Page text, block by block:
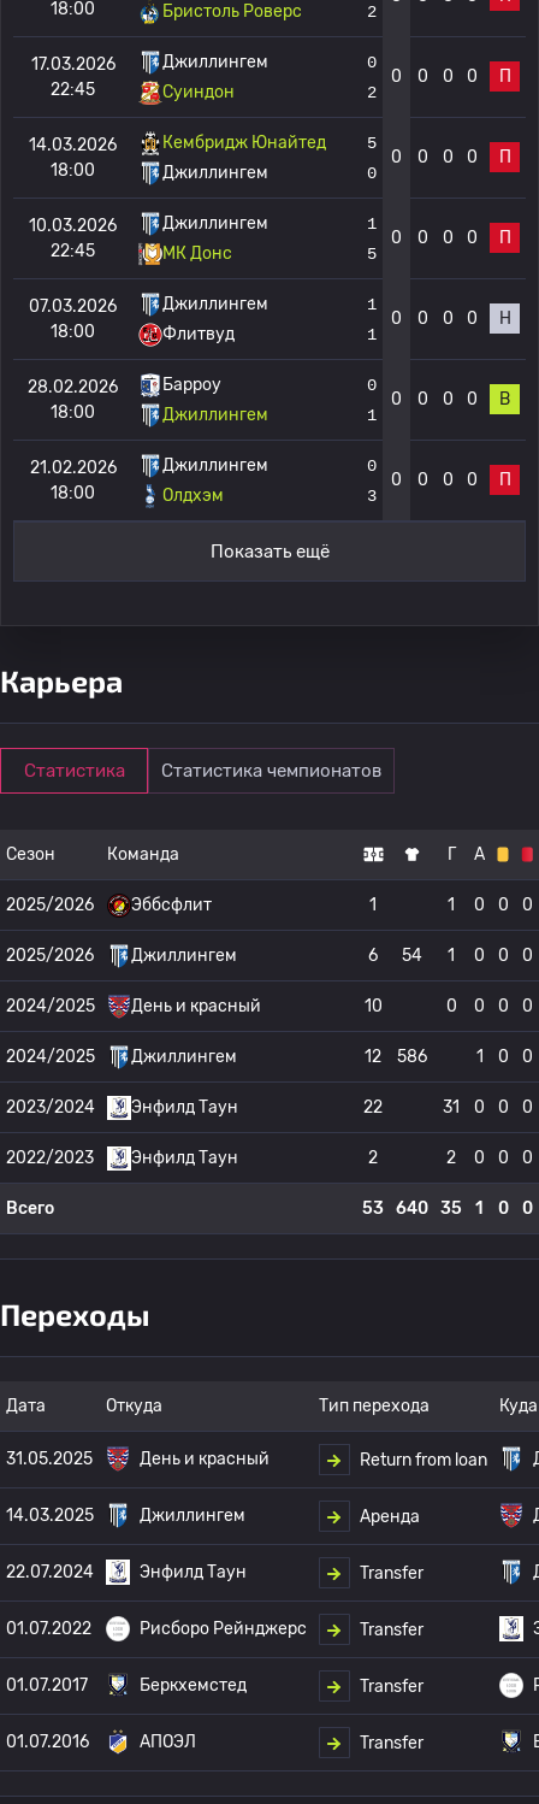
18:00
Бристоль Роверс
2
17.03.2026
22:45
Джиллингем
Суиндон
0
2
0 0 0 0 П
14.03.2026
18:00
Кембридж Юнайтед
Джиллингем
5
0
0 0 0 0 П
10.03.2026
22:45
Джиллингем
МК Донс
1
5
0 0 0 0 П
07.03.2026
18:00
Джиллингем
Флитвуд
1
1
0 0 0 0 Н
28.02.2026
18:00
Барроу
Джиллингем
0
1
0 0 0 0 В
21.02.2026
18:00
Джиллингем
Олдхэм
0
3
0 0 0 0 П
Показать ещё
Карьера
Статистика Статистика чемпионатов
Сезон Команда Г А
2025/2026 Эббсфлит 1 1 0 0 0
2025/2026 Джиллингем 6 54 1 0 0 0
2024/2025 День и красный 10 0 0 0 0
2024/2025 Джиллингем 12 586 1 0 0
2023/2024 Энфилд Таун 22 31 0 0 0
2022/2023 Энфилд Таун 2 2 0 0 0
Всего 53 640 35 1 0 0
Переходы
Дата Откуда Тип перехода Куда
31.05.2025 День и красный Return from loan
14.03.2025 Джиллингем Аренда
22.07.2024 Энфилд Таун Transfer
01.07.2022 Рисборо Рейнджерс Transfer
01.07.2017 Беркхемстед Transfer
01.07.2016 АПОЭЛ Transfer